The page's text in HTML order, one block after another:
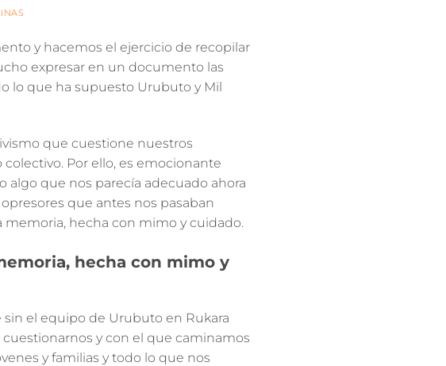
y hacemos el ejercicio de recopilar
expresar en un documento las
lo que ha supuesto Urubuto y Mil
que cuestione nuestros
Por ello, es emocionante
algo que nos parecía adecuado ahora
que antes nos pasaban
hecha con mimo y cuidado.
hecha con mimo y
sin el equipo de Urubuto en Rukara
y con el que caminamos
y familias y todo lo que nos